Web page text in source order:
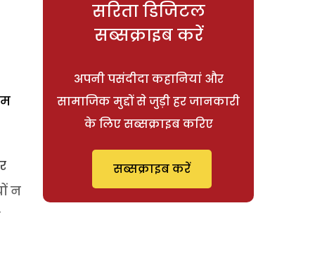
न
सरिता डिजिटल
सब्सक्राइब करें
अपनी पसंदीदा कहानियां और
सामाजिक मुद्दों से जुड़ी हर जानकारी
के लिए सब्सक्राइब करिए
सब्सक्राइब करें